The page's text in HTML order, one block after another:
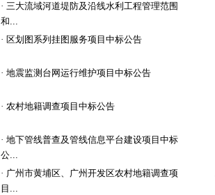
· 三大流域河道堤防及沿线水利工程管理范围
和...
· 区划图系列挂图服务项目中标公告
· 地震监测台网运行维护项目中标公告
· 农村地籍调查项目中标公告
· 地下管线普查及管线信息平台建设项目中标
公...
· 广州市黄埔区、广州开发区农村地籍调查项
目...